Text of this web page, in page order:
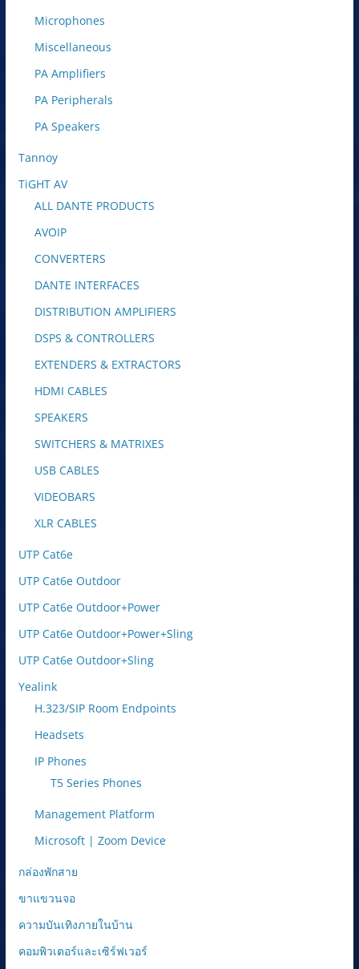
Microphones
Miscellaneous
PA Amplifiers
PA Peripherals
PA Speakers
Tannoy
TiGHT AV
ALL DANTE PRODUCTS
AVOIP
CONVERTERS
DANTE INTERFACES
DISTRIBUTION AMPLIFIERS
DSPS & CONTROLLERS
EXTENDERS & EXTRACTORS
HDMI CABLES
SPEAKERS
SWITCHERS & MATRIXES
USB CABLES
VIDEOBARS
XLR CABLES
UTP Cat6e
UTP Cat6e Outdoor
UTP Cat6e Outdoor+Power
UTP Cat6e Outdoor+Power+Sling
UTP Cat6e Outdoor+Sling
Yealink
H.323/SIP Room Endpoints
Headsets
IP Phones
T5 Series Phones
Management Platform
Microsoft | Zoom Device
กล่องพักสาย
ขาแขวนจอ
ความบันเทิงภายในบ้าน
คอมพิวเตอร์และเซิร์ฟเวอร์